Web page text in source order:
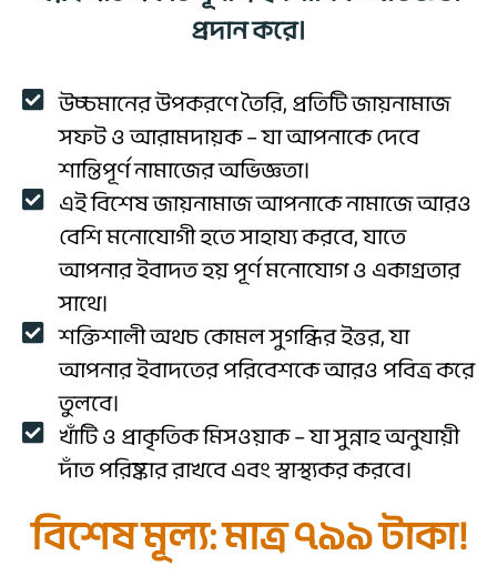
প্রদান করে।
উচ্চমানের উপকরণে তৈরি, প্রতিটি জায়নামাজ
সফট ও আরামদায়ক – যা আপনাকে দেবে
শান্তিপূর্ণ নামাজের অভিজ্ঞতা।
এই বিশেষ জায়নামাজ আপনাকে নামাজে আরও
বেশি মনোযোগী হতে সাহায্য করবে, যাতে
আপনার ইবাদত হয় পূর্ণ মনোযোগ ও একাগ্রতার
সাথে।
শক্তিশালী অথচ কোমল সুগন্ধির ইত্তর, যা
আপনার ইবাদতের পরিবেশকে আরও পবিত্র করে
তুলবে।
খাঁটি ও প্রাকৃতিক মিসওয়াক – যা সুন্নাহ অনুযায়ী
দাঁত পরিষ্কার রাখবে এবং স্বাস্থ্যকর করবে।
বিশেষ মূল্য: মাত্র ৭৯৯ টাকা!